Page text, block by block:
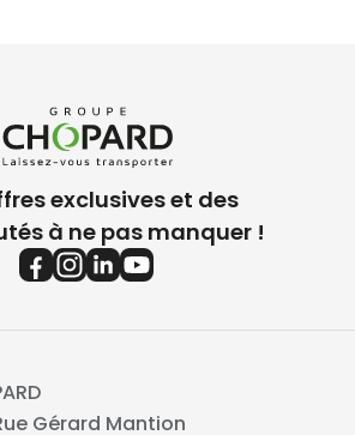
exclusives et des
à ne pas manquer !
Gérard Mantion